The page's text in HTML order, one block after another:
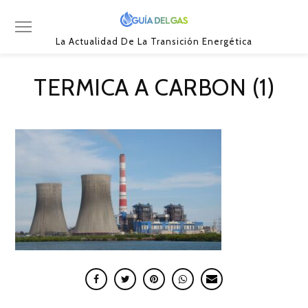
La Actualidad De La Transición Energética
TERMICA A CARBON (1)